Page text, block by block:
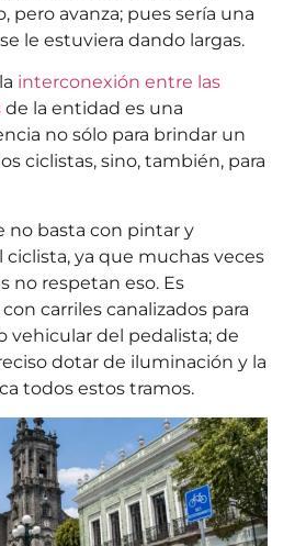
pero avanza; pues sería una
le estuviera dando largas.
interconexión entre las
de la entidad es una
no sólo para brindar un
ciclistas, sino, también, para
no basta con pintar y
ciclista, ya que muchas veces
no respetan eso. Es
carriles canalizados para
vehicular del pedalista; de
dotar de iluminación y la
todos estos tramos.